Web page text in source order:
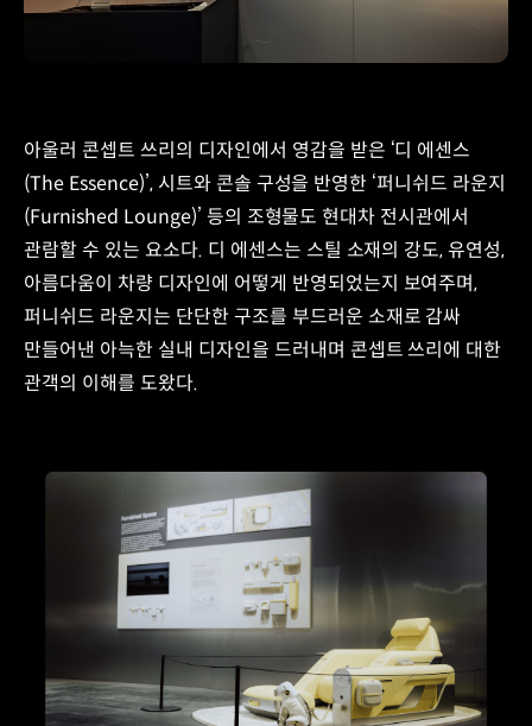
아울러 콘셉트 쓰리의 디자인에서 영감을 받은 ‘디 에센스
(The Essence)’, 시트와 콘솔 구성을 반영한 ‘퍼니쉬드 라운지
(Furnished Lounge)’ 등의 조형물도 현대차 전시관에서
관람할 수 있는 요소다. 디 에센스는 스틸 소재의 강도, 유연성,
아름다움이 차량 디자인에 어떻게 반영되었는지 보여주며,
퍼니쉬드 라운지는 단단한 구조를 부드러운 소재로 감싸
만들어낸 아늑한 실내 디자인을 드러내며 콘셉트 쓰리에 대한
관객의 이해를 도왔다.